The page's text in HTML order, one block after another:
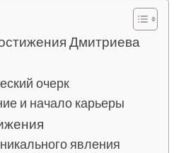
Дмитриева
очерк
и начало карьеры
явления